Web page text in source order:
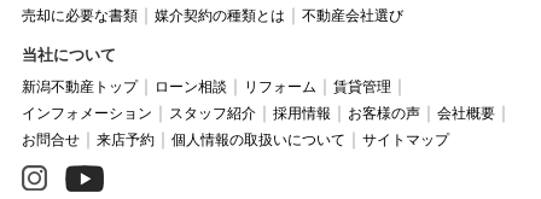
売却に必要な書類
媒介契約の種類とは 不動産会社選び
当社について
新潟不動産トップ ローン相談 リフォーム
賃貸管理
インフォメーション
スタッフ紹介 採用情報 お客様の声
会社概要
お問合せ
来店予約 個人情報の取扱いについて サイトマップ